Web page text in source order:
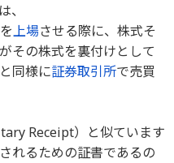
、
上場させる際に、株式そ
その株式を裏付けとして
同様に証券取引所で売買
Receipt）と似ています
れるための証書であるの